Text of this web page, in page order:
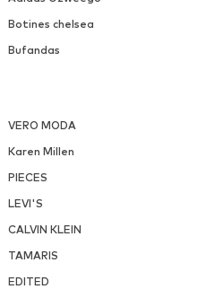
Botines chelsea
Bufandas
VERO MODA
Karen Millen
PIECES
LEVI'S
CALVIN KLEIN
TAMARIS
EDITED